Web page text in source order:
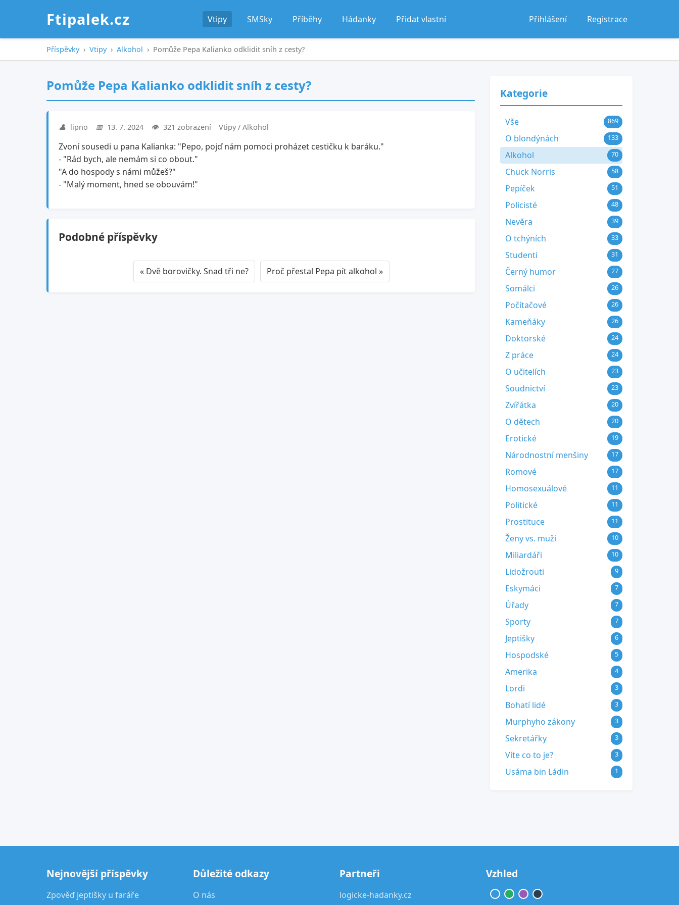
Ftipalek.cz Vtipy SMSky Příběhy Hádanky Přidat vlastní Přihlášení Registrace
Příspěvky › Vtipy › Alkohol › Pomůže Pepa Kalianko odklidit sníh z cesty?
Pomůže Pepa Kalianko odklidit sníh z cesty?
👤 lipno 📅 13. 7. 2024 👁️ 321 zobrazení Vtipy / Alkohol
Zvoní sousedi u pana Kalianka: "Pepo, pojď nám pomoci proházet cestičku k baráku."
- "Rád bych, ale nemám si co obout."
"A do hospody s námi můžeš?"
- "Malý moment, hned se obouvám!"
Podobné příspěvky
« Dvě borovičky. Snad tři ne? Proč přestal Pepa pít alkohol »
Kategorie
Vše 869
O blondýnách 133
Alkohol 70
Chuck Norris 58
Pepíček 51
Policisté 48
Nevěra 39
O tchýních 33
Studenti 31
Černý humor 27
Somálci 26
Počítačové 26
Kameňáky 26
Doktorské 24
Z práce 24
O učitelích 23
Soudnictví 23
Zvířátka 20
O dětech 20
Erotické 19
Národnostní menšiny 17
Romové 17
Homosexuálové 11
Politické 11
Prostituce 11
Ženy vs. muži 10
Miliardáři 10
Lidožrouti 9
Eskymáci 7
Úřady 7
Sporty 7
Jeptišky 6
Hospodské 5
Amerika 4
Lordi 3
Bohatí lidé 3
Murphyho zákony 3
Sekretářky 3
Víte co to je? 3
Usáma bin Ládin 1
Nejnovější příspěvky
Zpověď jeptišky u faráře
Důležité odkazy
O nás
Partneři
logicke-hadanky.cz
Vzhled